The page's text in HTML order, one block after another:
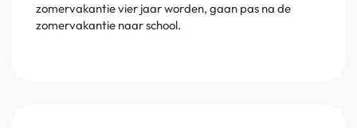
zomervakantie vier jaar worden, gaan pas na de
zomervakantie naar school.